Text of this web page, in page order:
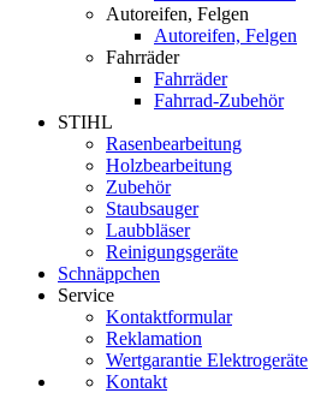
Autoreifen, Felgen
Autoreifen, Felgen
Fahrräder
Fahrräder
Fahrrad-Zubehör
STIHL
Rasenbearbeitung
Holzbearbeitung
Zubehör
Staubsauger
Laubbläser
Reinigungsgeräte
Schnäppchen
Service
Kontaktformular
Reklamation
Wertgarantie Elektrogeräte
Kontakt